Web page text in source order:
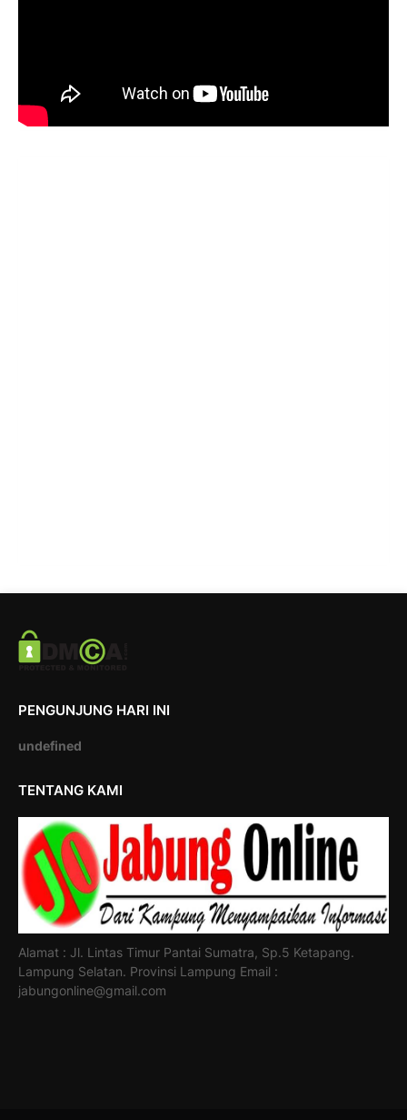
PENGUNJUNG HARI INI
undefined
TENTANG KAMI
Alamat : Jl. Lintas Timur Pantai Sumatra, Sp.5 Ketapang.
Lampung Selatan. Provinsi Lampung Email :
jabungonline@gmail.com